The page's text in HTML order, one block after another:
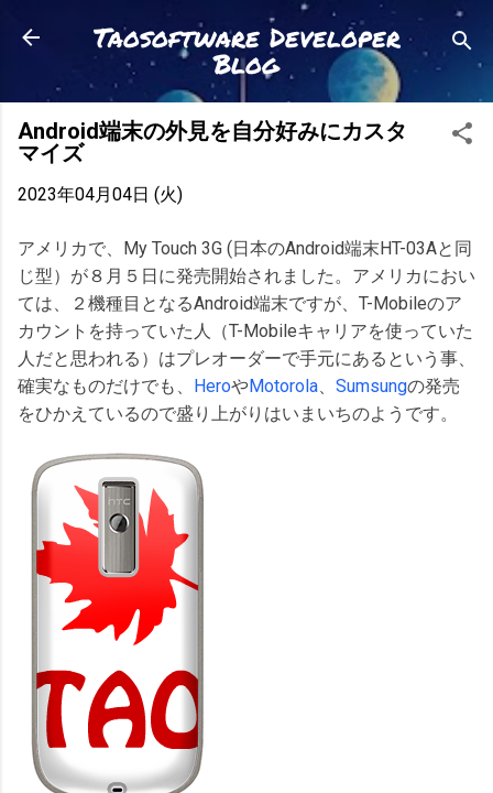
スキップしてメイン コンテンツに移動
Taosoftware Developer
Blog
Android端末の外見を自分好みにカスタ
マイズ
2023年04月04日 (火)
アメリカで、My Touch 3G (日本のAndroid端末HT-03Aと同
じ型）が８月５日に発売開始されました。アメリカにおい
ては、２機種目となるAndroid端末ですが、T-Mobileのア
カウントを持っていた人（T-Mobileキャリアを使っていた
人だと思われる）はプレオーダーで手元にあるという事、
確実なものだけでも、 HeroやMotorola、 Sumsungの発売
をひかえているので盛り上がりはいまいちのようです。